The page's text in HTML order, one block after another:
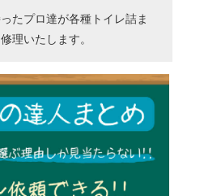
たプロ達が各種トイレ詰ま
理いたします。